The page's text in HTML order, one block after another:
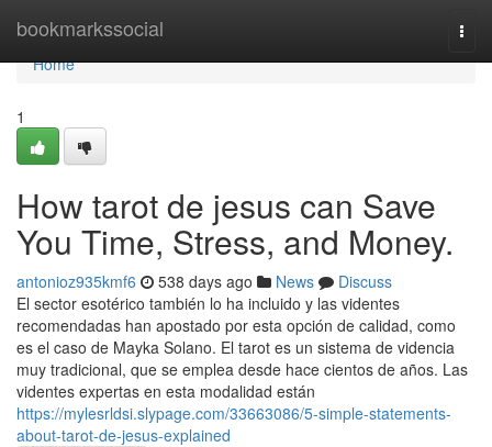
bookmarkssocial
Home
Home
1
How tarot de jesus can Save
You Time, Stress, and Money.
antonioz935kmf6 538 days ago News
Discuss
El sector esotérico también lo ha incluido y las videntes
recomendadas han apostado por esta opción de calidad, como
es el caso de Mayka Solano. El tarot es un sistema de videncia
muy tradicional, que se emplea desde hace cientos de años. Las
videntes expertas en esta modalidad están
https://mylesrldsi.slypage.com/33663086/5-simple-statements-
about-tarot-de-jesus-explained